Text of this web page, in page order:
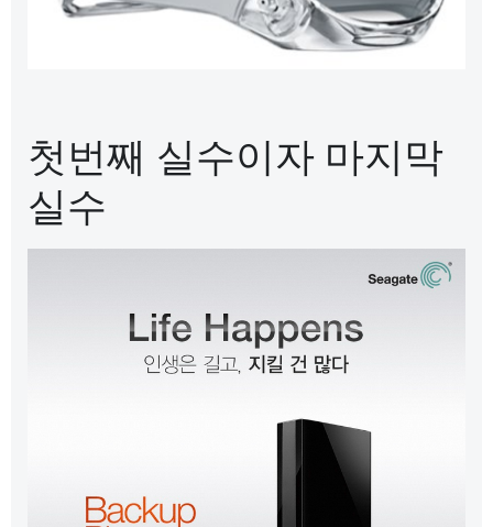
첫번째 실수이자 마지막
실수